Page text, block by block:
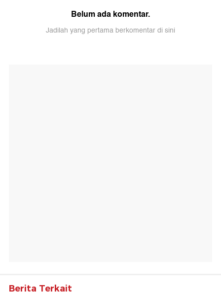
Belum ada komentar.
Jadilah yang pertama berkomentar di sini
Berita Terkait